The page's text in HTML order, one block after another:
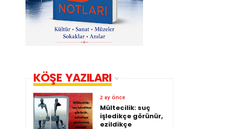
KÖŞE YAZILARI
2 ay önce
Mültecilik: suç
işledikçe görünür,
ezildikçe